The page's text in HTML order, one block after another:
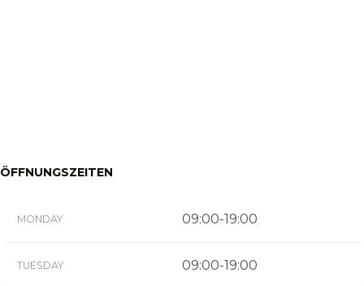
ÖFFNUNGSZEITEN
MONDAY 09:00-19:00
TUESDAY 09:00-19:00